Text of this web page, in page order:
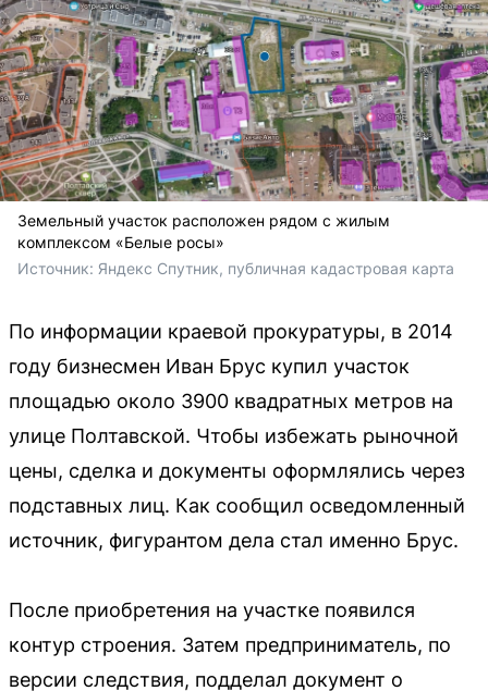
Земельный участок расположен рядом с жилым
комплексом «Белые росы»
Источник: Яндекс Спутник, публичная кадастровая карта
По информации краевой прокуратуры, в 2014
году бизнесмен Иван Брус купил участок
площадью около 3900 квадратных метров на
улице Полтавской. Чтобы избежать рыночной
цены, сделка и документы оформлялись через
подставных лиц. Как сообщил осведомленный
источник, фигурантом дела стал именно Брус.
После приобретения на участке появился
контур строения. Затем предприниматель, по
версии следствия, подделал документ о